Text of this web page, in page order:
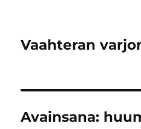
Vaahteran
Avainsana: